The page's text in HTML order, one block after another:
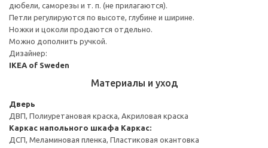
дюбели, саморезы и т. п. (не прилагаются).
Петли регулируются по высоте, глубине и ширине.
Ножки и цоколи продаются отдельно.
Можно дополнить ручкой.
Дизайнер:
IKEA of Sweden
Материалы и уход
Дверь
ДВП, Полиуретановая краска, Акриловая краска
Каркас напольного шкафа Каркас:
ДСП, Меламиновая пленка, Пластиковая окантовка